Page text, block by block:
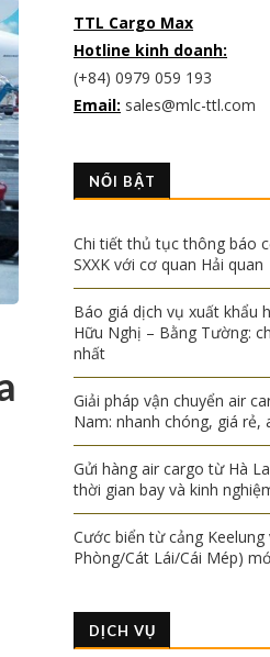
TTL Cargo Max
Hotline kinh doanh:
(+84) 0979 059 193
Email: sales@mlc-ttl.com
NỔI BẬT
Chi tiết thủ tục thông báo
SXXK với cơ quan Hải quan
Báo giá dịch vụ xuất khẩu
Hữu Nghị – Bằng Tường:
nhất
Giải pháp vận chuyển air
Nam: nhanh chóng, giá rẻ,
Gửi hàng air cargo từ Hà
thời gian bay và kinh
Cước biển từ cảng Keelung
Phòng/Cát Lái/Cái Mép)
DỊCH VỤ